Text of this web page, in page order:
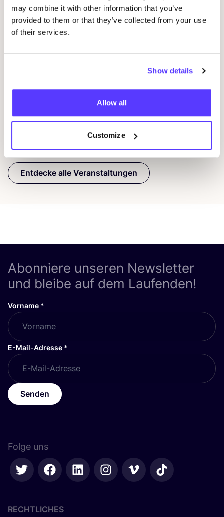
may combine it with other information that you’ve
provided to them or that they’ve collected from your use
of their services.
Show details
Allow all
Customize
06 SEP
Kleiderei beim cooldown°earth Festival2026
Entdecke alle Veranstaltungen
Abonniere unseren Newsletter
und bleibe auf dem Laufenden!
Vorname *
E-Mail-Adresse *
Senden
Folge uns
RECHTLICHES